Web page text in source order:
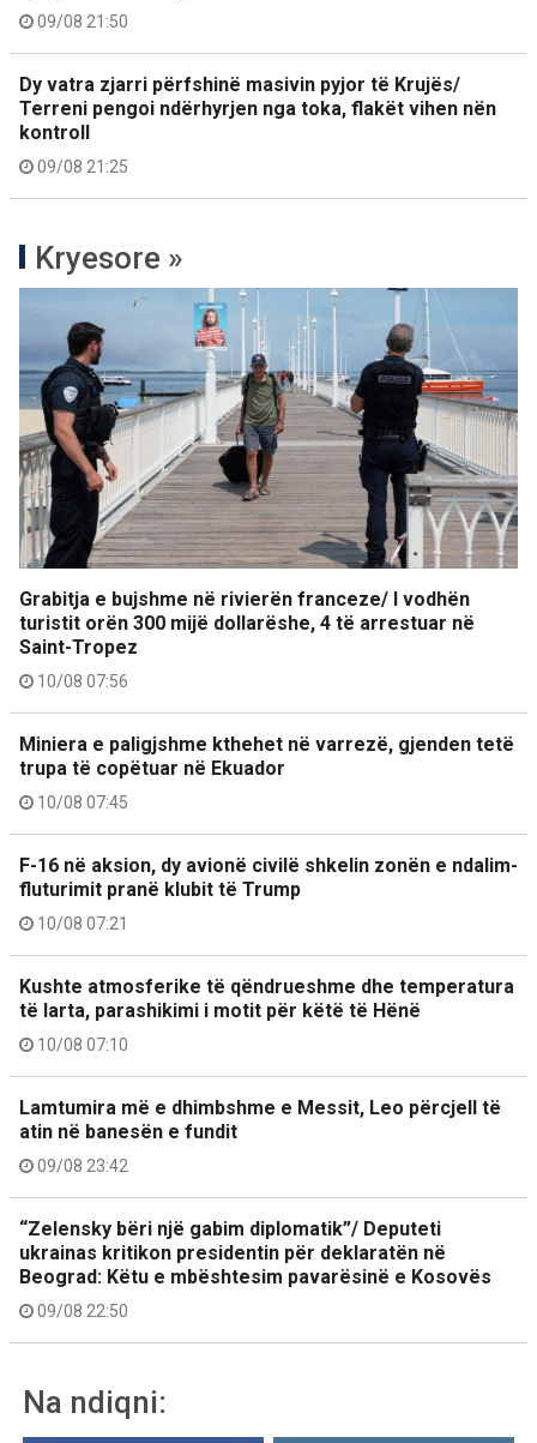
09/08 21:50
Dy vatra zjarri përfshinë masivin pyjor të Krujës/
Terreni pengoi ndërhyrjen nga toka, flakët vihen nën
kontroll
09/08 21:25
Kryesore »
Grabitja e bujshme në rivierën franceze/ I vodhën
turistit orën 300 mijë dollarëshe, 4 të arrestuar në
Saint-Tropez
10/08 07:56
Miniera e paligjshme kthehet në varrezë, gjenden tetë
trupa të copëtuar në Ekuador
10/08 07:45
F-16 në aksion, dy avionë civilë shkelin zonën e ndalim-
fluturimit pranë klubit të Trump
10/08 07:21
Kushte atmosferike të qëndrueshme dhe temperatura
të larta, parashikimi i motit për këtë të Hënë
10/08 07:10
Lamtumira më e dhimbshme e Messit, Leo përcjell të
atin në banesën e fundit
09/08 23:42
“Zelensky bëri një gabim diplomatik”/ Deputeti
ukrainas kritikon presidentin për deklaratën në
Beograd: Këtu e mbështesim pavarësinë e Kosovës
09/08 22:50
Na ndiqni: